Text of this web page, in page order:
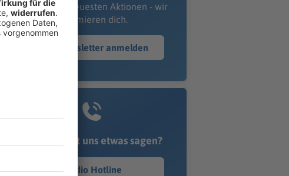
oder unsere neuesten Aktionen - wir
informieren dich.
Zum Newsletter anmelden
Du möchtest uns etwas sagen?
Studio Hotline